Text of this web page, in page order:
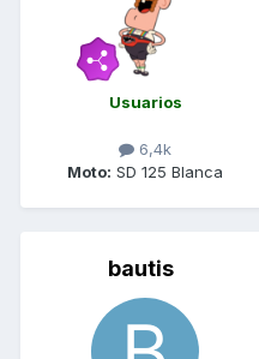
Usuarios
6,4k
Moto: SD 125 Blanca
bautis